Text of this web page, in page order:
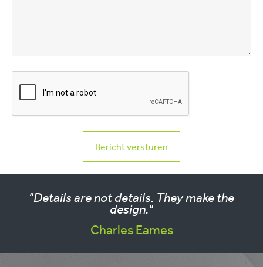
"Details are not details. They make the
design."
Charles Eames